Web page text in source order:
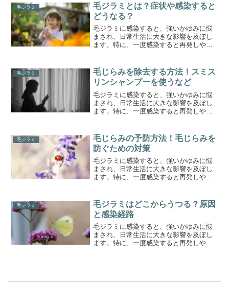
毛ジラミ
毛ジラミとは？症状や感染すると
どうなる？
毛ジラミに感染すると、強いかゆみに悩
まされ、日常生活に大きな影響を及ぼし
ます。特に、一度感染すると再発しやす
す。毛ジラミは身近な人との接触や共有
した寝具・衣類を介して広...
毛ジラミ
毛じらみを除去する方法！スミス
リンシャンプーを使うなど
毛ジラミに感染すると、強いかゆみに悩
まされ、日常生活に大きな影響を及ぼし
ます。特に、一度感染すると再発しやす
す。毛ジラミは身近な人との接触や共有
した寝具・衣類を介して広...
毛ジラミ
毛じらみの予防方法！毛じらみを
防ぐための対策
毛ジラミに感染すると、強いかゆみに悩
まされ、日常生活に大きな影響を及ぼし
ます。特に、一度感染すると再発しやす
す。毛ジラミは身近な人との接触や共有
した寝具・衣類を介して広...
毛ジラミ
毛ジラミはどこからうつる？原因
と感染経路
毛ジラミに感染すると、強いかゆみに悩
まされ、日常生活に大きな影響を及ぼし
ます。特に、一度感染すると再発しやす